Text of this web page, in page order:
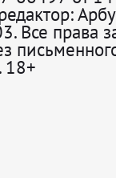
Все права
18+